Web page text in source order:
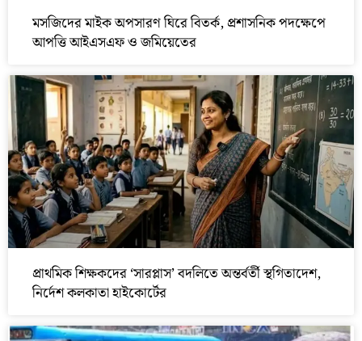
মসজিদের মাইক অপসারণ ঘিরে বিতর্ক, প্রশাসনিক পদক্ষেপে
আপত্তি আইএসএফ ও জমিয়েতের
প্রাথমিক শিক্ষকদের ‘সারপ্লাস’ বদলিতে অন্তর্বর্তী স্থগিতাদেশ,
নির্দেশ কলকাতা হাইকোর্টের